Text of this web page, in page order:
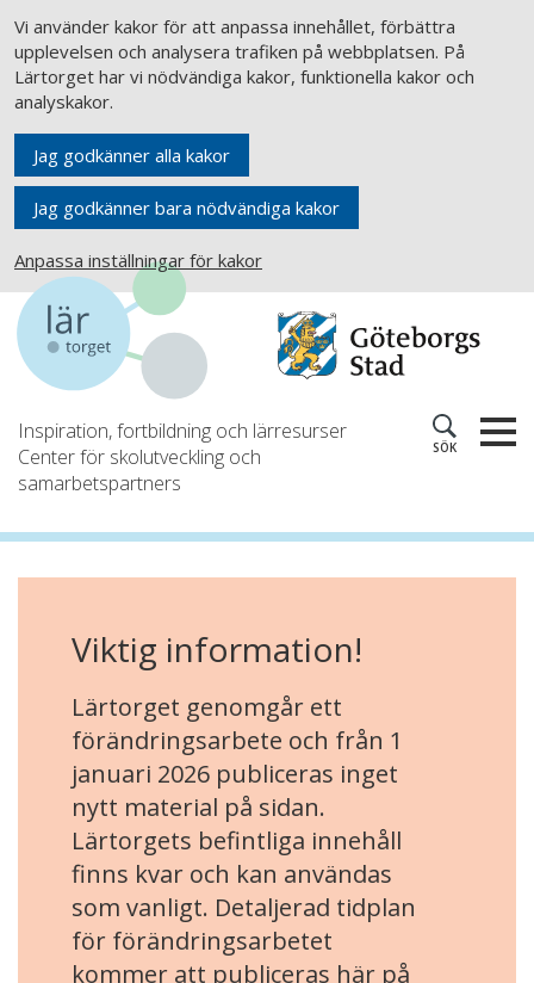
Vi använder kakor för att anpassa innehållet, förbättra
upplevelsen och analysera trafiken på webbplatsen. På
Lärtorget har vi nödvändiga kakor, funktionella kakor och
analyskakor.
Jag godkänner alla kakor
Jag godkänner bara nödvändiga kakor
Anpassa inställningar för kakor
Inspiration, fortbildning och lärresurser
Center för skolutveckling och
samarbetspartners
SÖK
Viktig information!
Lärtorget genomgår ett
förändringsarbete och från 1
januari 2026 publiceras inget
nytt material på sidan.
Lärtorgets befintliga innehåll
finns kvar och kan användas
som vanligt. Detaljerad tidplan
för förändringsarbetet
kommer att publiceras här på